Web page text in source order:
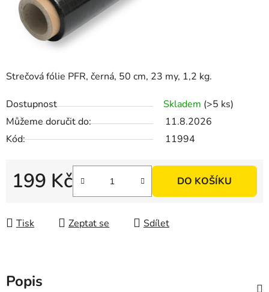
Strečová fólie PFR, černá, 50 cm, 23 my, 1,2 kg.
Dostupnost Skladem (>5 ks)
Můžeme doručit do:
11.8.2026
Kód:
11994
199 Kč DO KOŠÍKU
Tisk Zeptat se Sdílet
Popis